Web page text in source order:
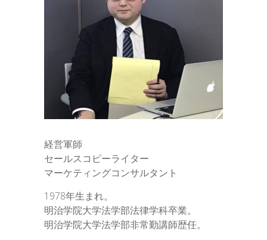
経営軍師
セールスコピーライター
マーケティングコンサルタント
1978年生まれ。
明治学院大学法学部法律学科卒業。
明治学院大学法学部非常勤講師歴任。